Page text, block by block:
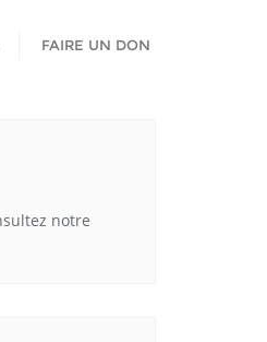
FAIRE UN DON
notre